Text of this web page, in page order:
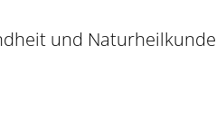
und Naturheilkunde